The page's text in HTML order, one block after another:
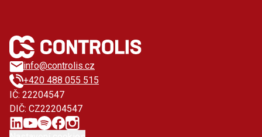
info@controlis.cz
+420 488 055 515
IČ: 22204547
DIČ: CZ22204547